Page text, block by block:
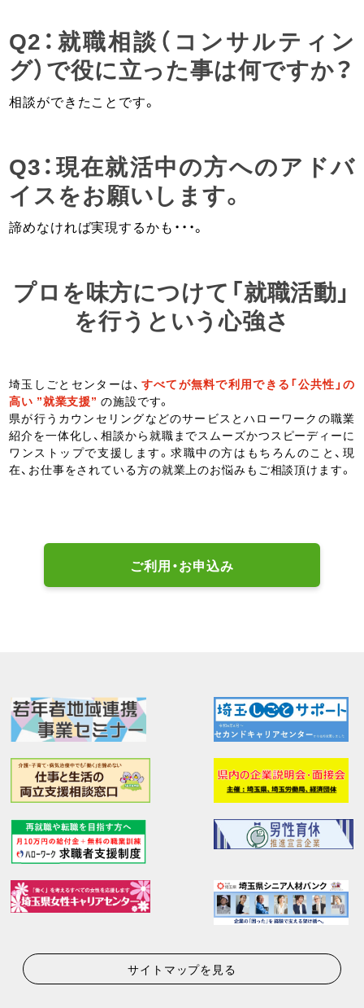
Q2：就職相談（コンサルティン
グ）で役に立った事は何ですか？
相談ができたことです。
Q3：現在就活中の方へのアドバ
イスをお願いします。
諦めなければ実現するかも・・・。
プロを味方につけて「就職活動」
を行うという心強さ
埼玉しごとセンターは、 すべてが無料で利用できる「公共性」の
高い ”就業支援” の施設です。
県が行うカウンセリングなどのサービスとハローワークの職業
紹介を一体化し、相談から就職までスムーズかつスピーディーに
ワンストップで支援します。求職中の方はもちろんのこと、現
在、お仕事をされている方の就業上のお悩みもご相談頂けます。
ご利用・お申込み
サイトマップを見る